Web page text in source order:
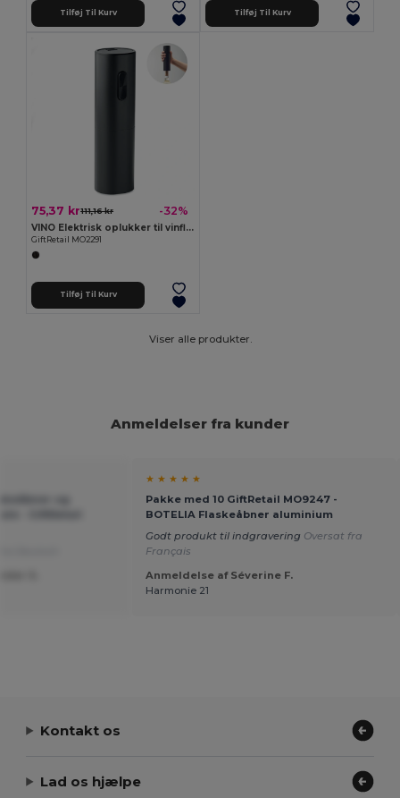
Tilføj Til Kurv Tilføj Til Kurv
75,37 kr111,16 kr -32%
VINO Elektrisk oplukker til vinflasker
GiftRetail MO2291
Tilføj Til Kurv
Viser alle produkter.
Anmeldelser fra kunder
★ ★ ★ ★ ★
Pakke med 10 GiftRetail MO9247 -
BOTELIA Flaskeåbner aluminium
Godt produkt til indgravering Oversat fra
Français
Anmeldelse af Séverine F.
Harmonie 21
Kontakt os
Lad os hjælpe